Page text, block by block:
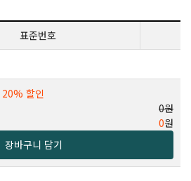
표준번호
할인
0원
0원
장바구니 담기